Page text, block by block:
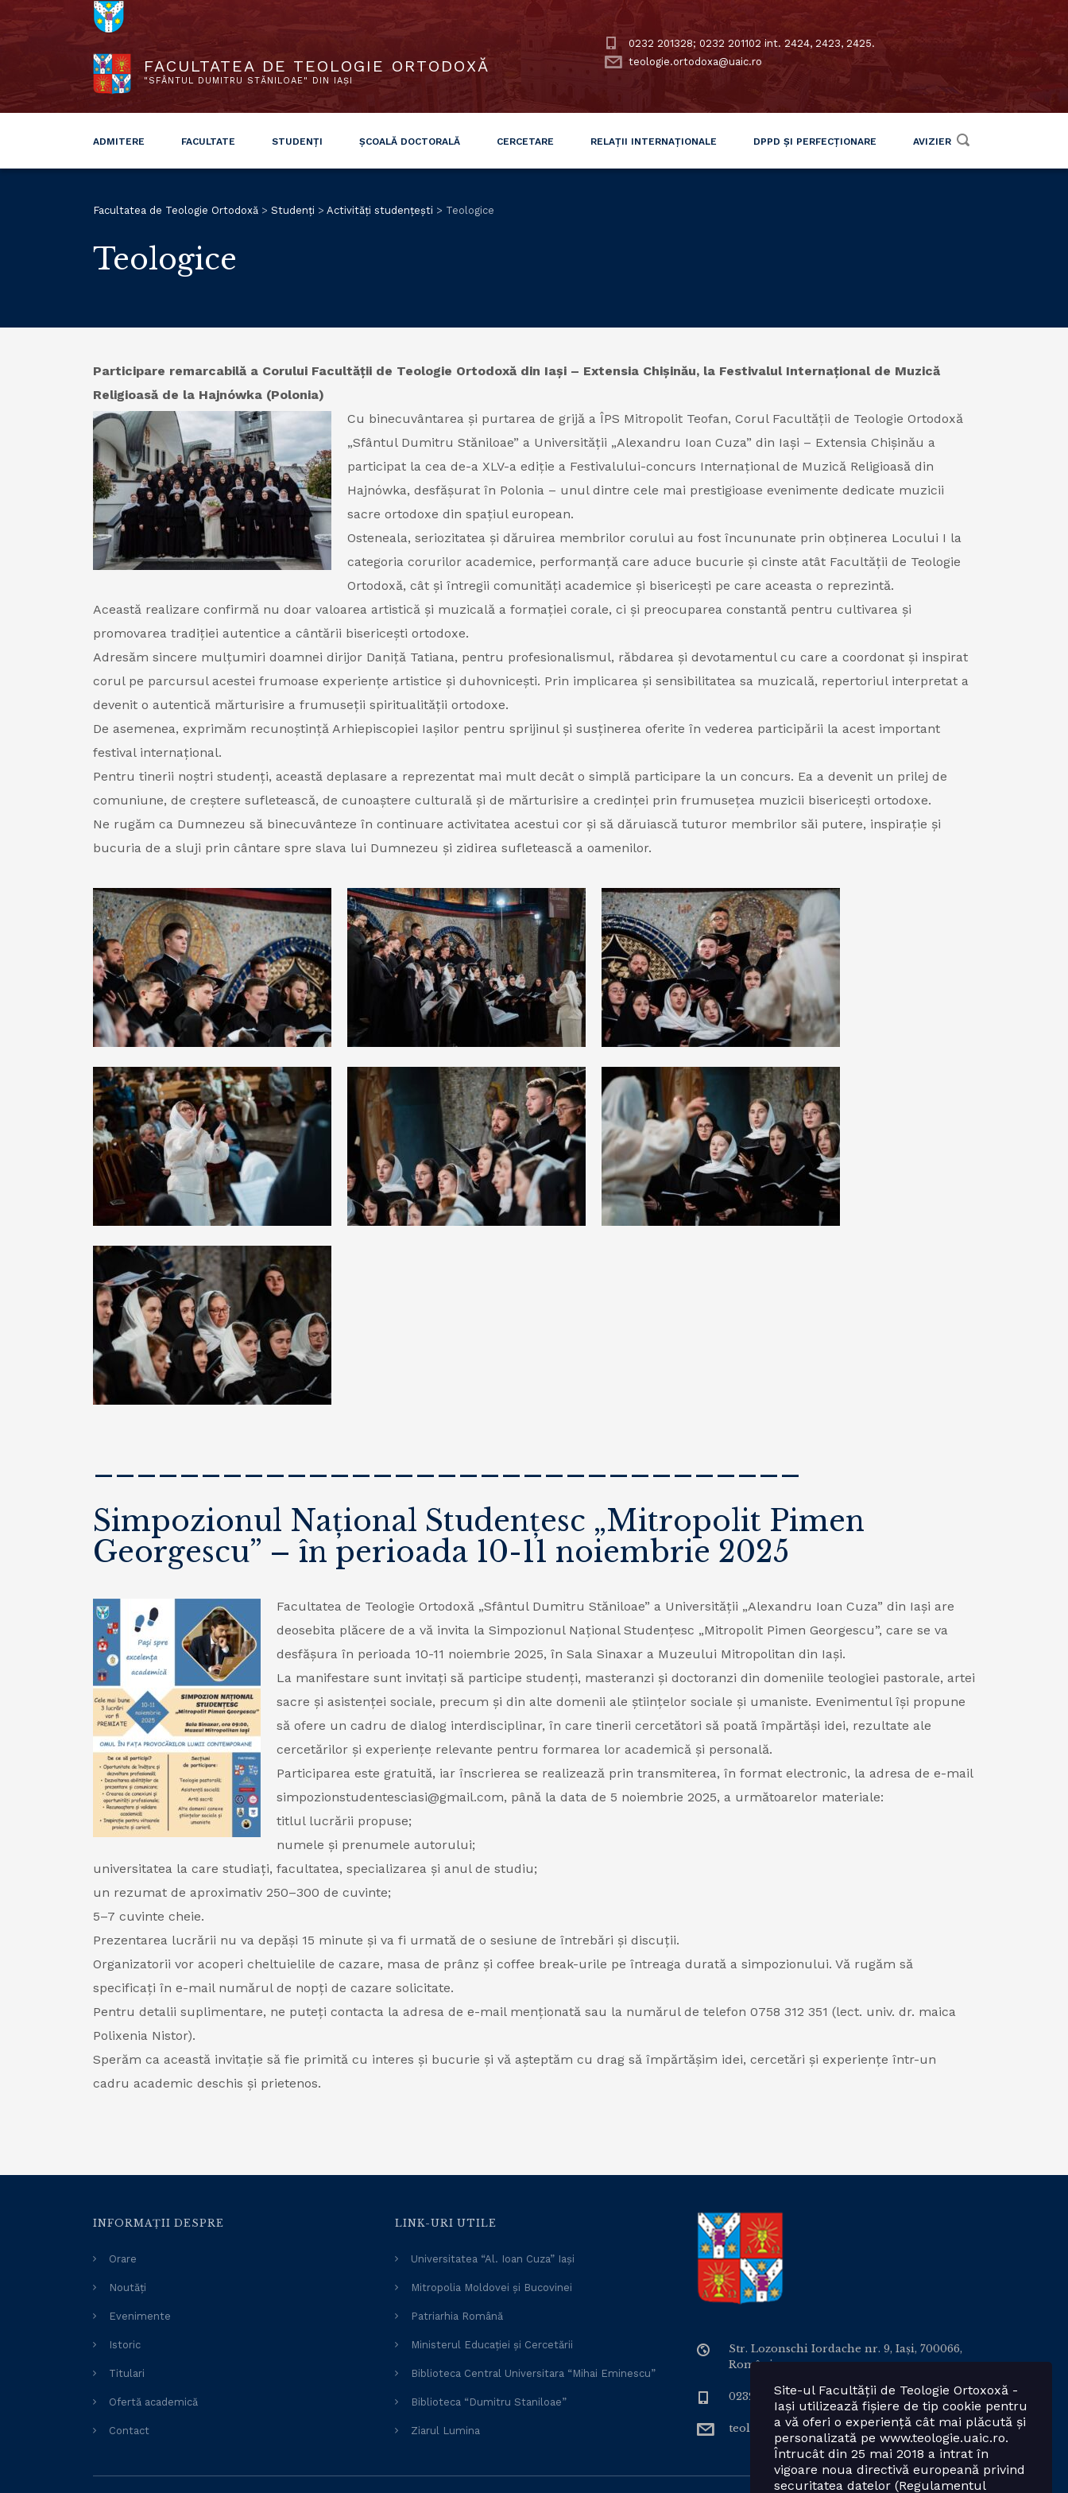
FACULTATEA DE TEOLOGIE ORTODOXĂ
"SFÂNTUL DUMITRU STĂNILOAE" DIN IAȘI
0232 201328; 0232 201102 int. 2424, 2423, 2425.
teologie.ortodoxa@uaic.ro
ADMITERE FACULTATE STUDENȚI ȘCOALĂ DOCTORALĂ CERCETARE RELAȚII INTERNAȚIONALE DPPD ȘI PERFECȚIONARE AVIZIER
Facultatea de Teologie Ortodoxă > Studenți > Activități studențești > Teologice
Teologice
Participare remarcabilă a Corului Facultății de Teologie Ortodoxă din Iași – Extensia Chișinău, la Festivalul Internațional de Muzică
Religioasă de la Hajnówka (Polonia)
Cu binecuvântarea și purtarea de grijă a ÎPS Mitropolit Teofan, Corul Facultății de Teologie Ortodoxă
„Sfântul Dumitru Stăniloae” a Universității „Alexandru Ioan Cuza” din Iași – Extensia Chișinău a
participat la cea de-a XLV-a ediție a Festivalului-concurs Internațional de Muzică Religioasă din
Hajnówka, desfășurat în Polonia – unul dintre cele mai prestigioase evenimente dedicate muzicii
sacre ortodoxe din spațiul european.
Osteneala, seriozitatea și dăruirea membrilor corului au fost încununate prin obținerea Locului I la
categoria corurilor academice, performanță care aduce bucurie și cinste atât Facultății de Teologie
Ortodoxă, cât și întregii comunități academice și bisericești pe care aceasta o reprezintă.
Această realizare confirmă nu doar valoarea artistică și muzicală a formației corale, ci și preocuparea constantă pentru cultivarea și
promovarea tradiției autentice a cântării bisericești ortodoxe.
Adresăm sincere mulțumiri doamnei dirijor Daniță Tatiana, pentru profesionalismul, răbdarea și devotamentul cu care a coordonat și inspirat
corul pe parcursul acestei frumoase experiențe artistice și duhovnicești. Prin implicarea și sensibilitatea sa muzicală, repertoriul interpretat a
devenit o autentică mărturisire a frumuseții spiritualității ortodoxe.
De asemenea, exprimăm recunoștință Arhiepiscopiei Iașilor pentru sprijinul și susținerea oferite în vederea participării la acest important
festival internațional.
Pentru tinerii noștri studenți, această deplasare a reprezentat mai mult decât o simplă participare la un concurs. Ea a devenit un prilej de
comuniune, de creștere sufletească, de cunoaștere culturală și de mărturisire a credinței prin frumusețea muzicii bisericești ortodoxe.
Ne rugăm ca Dumnezeu să binecuvânteze în continuare activitatea acestui cor și să dăruiască tuturor membrilor săi putere, inspirație și
bucuria de a sluji prin cântare spre slava lui Dumnezeu și zidirea sufletească a oamenilor.
Simpozionul Național Studențesc „Mitropolit Pimen
Georgescu” – în perioada 10-11 noiembrie 2025
Facultatea de Teologie Ortodoxă „Sfântul Dumitru Stăniloae” a Universității „Alexandru Ioan Cuza” din Iași are
deosebita plăcere de a vă invita la Simpozionul Național Studențesc „Mitropolit Pimen Georgescu”, care se va
desfășura în perioada 10-11 noiembrie 2025, în Sala Sinaxar a Muzeului Mitropolitan din Iași.
La manifestare sunt invitați să participe studenți, masteranzi și doctoranzi din domeniile teologiei pastorale, artei
sacre și asistenței sociale, precum și din alte domenii ale științelor sociale și umaniste. Evenimentul își propune
să ofere un cadru de dialog interdisciplinar, în care tinerii cercetători să poată împărtăși idei, rezultate ale
cercetărilor și experiențe relevante pentru formarea lor academică și personală.
Participarea este gratuită, iar înscrierea se realizează prin transmiterea, în format electronic, la adresa de e-mail
simpozionstudentesciasi@gmail.com, până la data de 5 noiembrie 2025, a următoarelor materiale:
titlul lucrării propuse;
numele și prenumele autorului;
universitatea la care studiați, facultatea, specializarea și anul de studiu;
un rezumat de aproximativ 250–300 de cuvinte;
5–7 cuvinte cheie.
Prezentarea lucrării nu va depăși 15 minute și va fi urmată de o sesiune de întrebări și discuții.
Organizatorii vor acoperi cheltuielile de cazare, masa de prânz și coffee break-urile pe întreaga durată a simpozionului. Vă rugăm să
specificați în e-mail numărul de nopți de cazare solicitate.
Pentru detalii suplimentare, ne puteți contacta la adresa de e-mail menționată sau la numărul de telefon 0758 312 351 (lect. univ. dr. maica
Polixenia Nistor).
Sperăm ca această invitație să fie primită cu interes și bucurie și vă așteptăm cu drag să împărtășim idei, cercetări și experiențe într-un
cadru academic deschis și prietenos.
INFORMAȚII DESPRE
Orare
Noutăți
Evenimente
Istoric
Titulari
Ofertă academică
Contact
LINK-URI UTILE
Universitatea “Al. Ioan Cuza” Iași
Mitropolia Moldovei și Bucovinei
Patriarhia Română
Ministerul Educației și Cercetării
Biblioteca Central Universitara “Mihai Eminescu”
Biblioteca “Dumitru Staniloae”
Ziarul Lumina
Str. Lozonschi Iordache nr. 9, Iaşi, 700066,
România
0232 201328; 0232 201102 int. 2424, 2423, 2425
teologie.ortodoxa@uaic.ro
Site-ul Facultății de Teologie Ortoxoxă -
Iași utilizează fișiere de tip cookie pentru
a vă oferi o experiență cât mai plăcută și
personalizată pe www.teologie.uaic.ro.
Întrucât din 25 mai 2018 a intrat în
vigoare noua directivă europeană privind
securitatea datelor (Regulamentul